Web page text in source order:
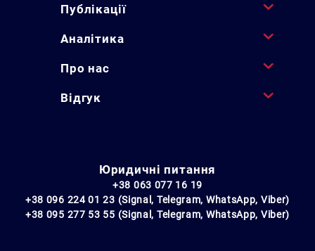
Публікації
Аналітика
Про нас
Відгук
Юридичні питання
+38 063 077 16 19
+38 096 224 01 23 (Signal, Telegram, WhatsApp, Viber)
+38 095 277 53 55 (Signal, Telegram, WhatsApp, Viber)